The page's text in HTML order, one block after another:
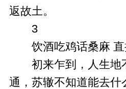
返故土。
3
饮酒吃鸡话桑麻 直
初来乍到，人生地
通，苏辙不知道能去什